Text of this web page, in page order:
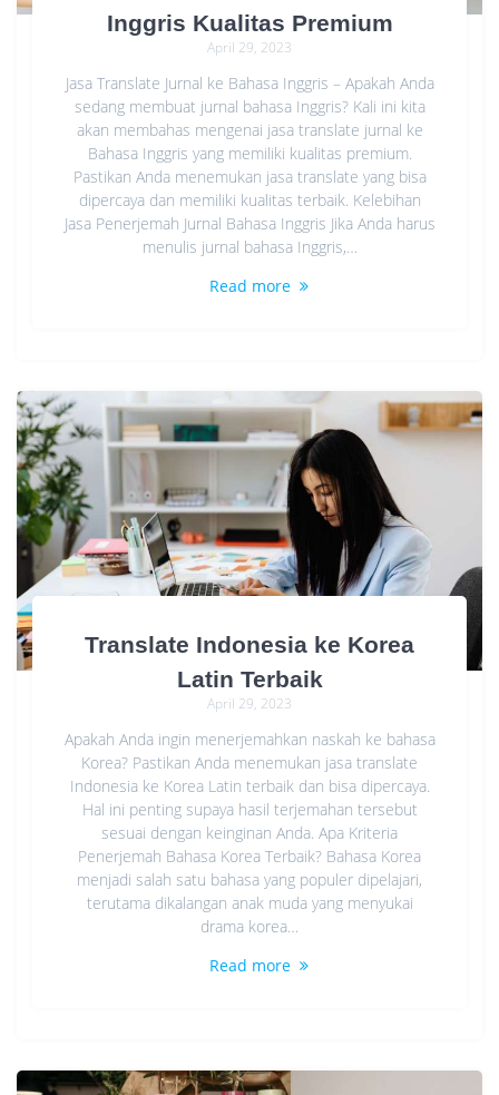
Inggris Kualitas Premium
April 29, 2023
Jasa Translate Jurnal ke Bahasa Inggris – Apakah Anda
sedang membuat jurnal bahasa Inggris? Kali ini kita
akan membahas mengenai jasa translate jurnal ke
Bahasa Inggris yang memiliki kualitas premium.
Pastikan Anda menemukan jasa translate yang bisa
dipercaya dan memiliki kualitas terbaik. Kelebihan
Jasa Penerjemah Jurnal Bahasa Inggris Jika Anda harus
menulis jurnal bahasa Inggris,…
Read more
Translate Indonesia ke Korea
Latin Terbaik
April 29, 2023
Apakah Anda ingin menerjemahkan naskah ke bahasa
Korea? Pastikan Anda menemukan jasa translate
Indonesia ke Korea Latin terbaik dan bisa dipercaya.
Hal ini penting supaya hasil terjemahan tersebut
sesuai dengan keinginan Anda. Apa Kriteria
Penerjemah Bahasa Korea Terbaik? Bahasa Korea
menjadi salah satu bahasa yang populer dipelajari,
terutama dikalangan anak muda yang menyukai
drama korea…
Read more